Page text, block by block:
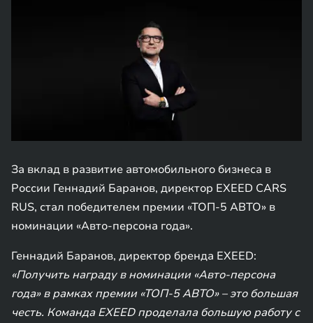
За вклад в развитие автомобильного бизнеса в
России Геннадий Баранов, директор EXEED CARS
RUS, стал победителем премии «ТОП-5 АВТО» в
номинации «Авто-персона года».
Геннадий Баранов, директор бренда EXEED:
«Получить награду в номинации «Авто-персона
года» в рамках премии «ТОП-5 АВТО» – это большая
честь. Команда EXEED проделала большую работу с